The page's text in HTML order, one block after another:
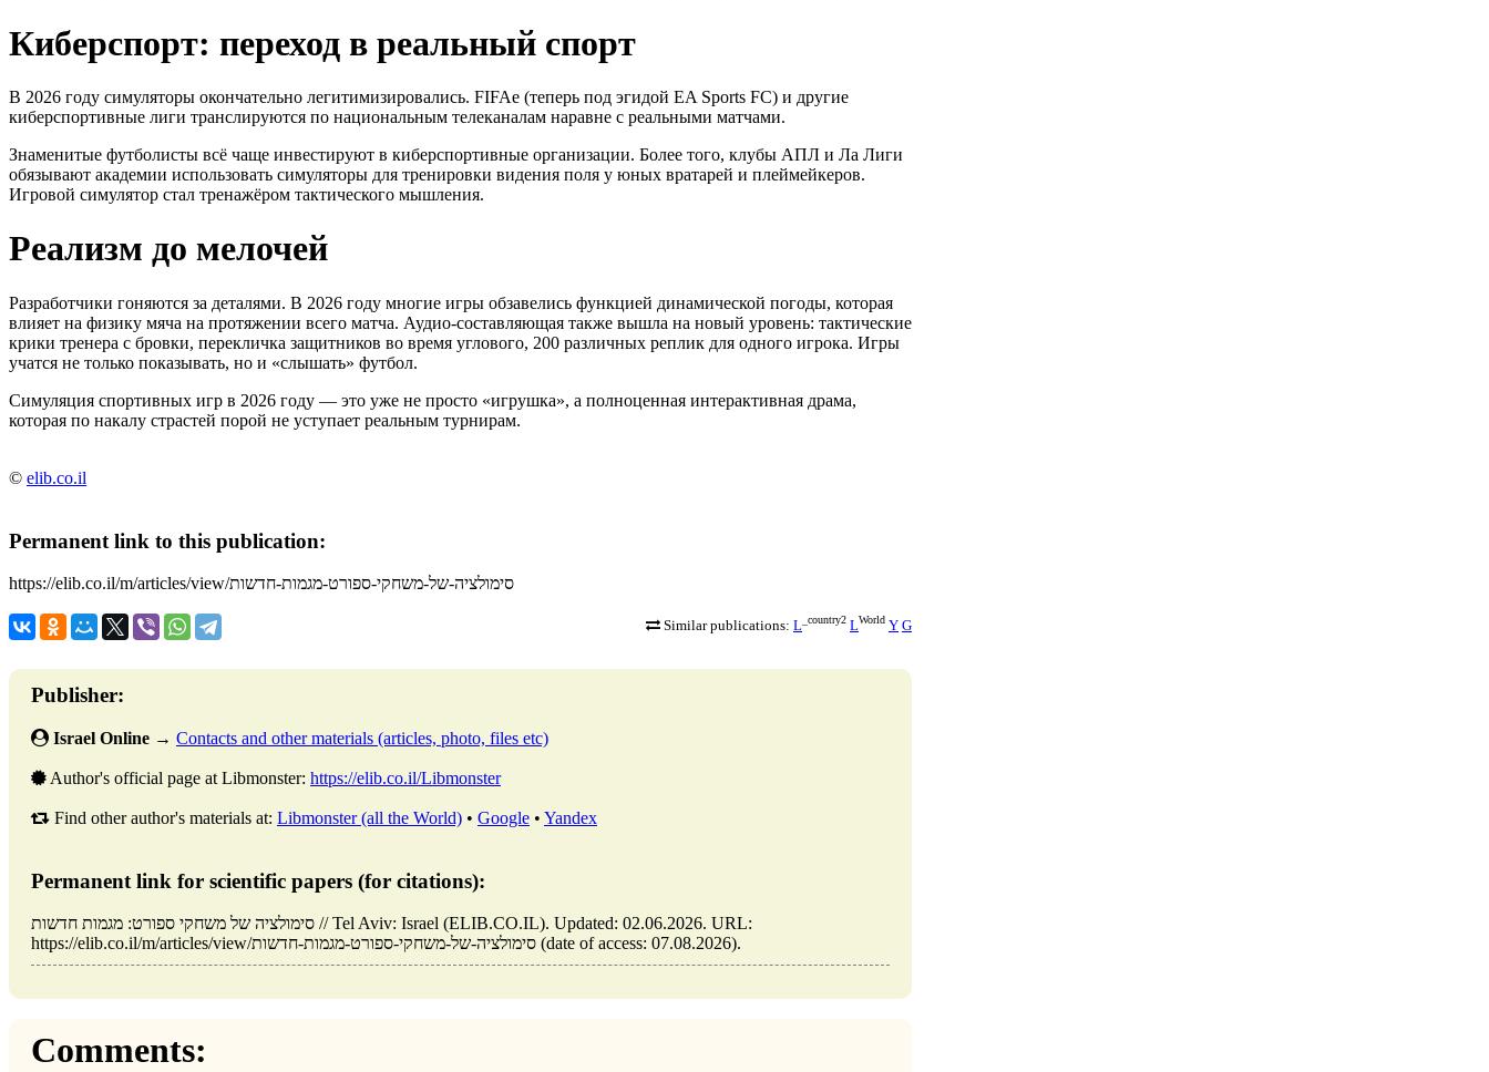
Киберспорт: переход в реальный спорт
В 2026 году симуляторы окончательно легитимизировались. FIFAe (теперь под эгидой EA Sports FC) и другие
киберспортивные лиги транслируются по национальным телеканалам наравне с реальными матчами.
Знаменитые футболисты всё чаще инвестируют в киберспортивные организации. Более того, клубы АПЛ и Ла Лиги
обязывают академии использовать симуляторы для тренировки видения поля у юных вратарей и плеймейкеров.
Игровой симулятор стал тренажёром тактического мышления.
Реализм до мелочей
Разработчики гоняются за деталями. В 2026 году многие игры обзавелись функцией динамической погоды, которая
влияет на физику мяча на протяжении всего матча. Аудио-составляющая также вышла на новый уровень: тактические
крики тренера с бровки, перекличка защитников во время углового, 200 различных реплик для одного игрока. Игры
учатся не только показывать, но и «слышать» футбол.
Симуляция спортивных игр в 2026 году — это уже не просто «игрушка», а полноценная интерактивная драма,
которая по накалу страстей порой не уступает реальным турнирам.
© elib.co.il
Permanent link to this publication:
https://elib.co.il/m/articles/view/סימולציה-של-משחקי-ספורט-מגמות-חדשות
Similar publications: L _country2 LWorld Y G
Publisher:
Israel Online → Contacts and other materials (articles, photo, files etc)
Author's official page at Libmonster: https://elib.co.il/Libmonster
Find other author's materials at: Libmonster (all the World) • Google • Yandex
Permanent link for scientific papers (for citations):
סימולציה של משחקי ספורט: מגמות חדשות // Tel Aviv: Israel (ELIB.CO.IL). Updated: 02.06.2026. URL:
https://elib.co.il/m/articles/view/סימולציה-של-משחקי-ספורט-מגמות-חדשות (date of access: 07.08.2026).
Comments: